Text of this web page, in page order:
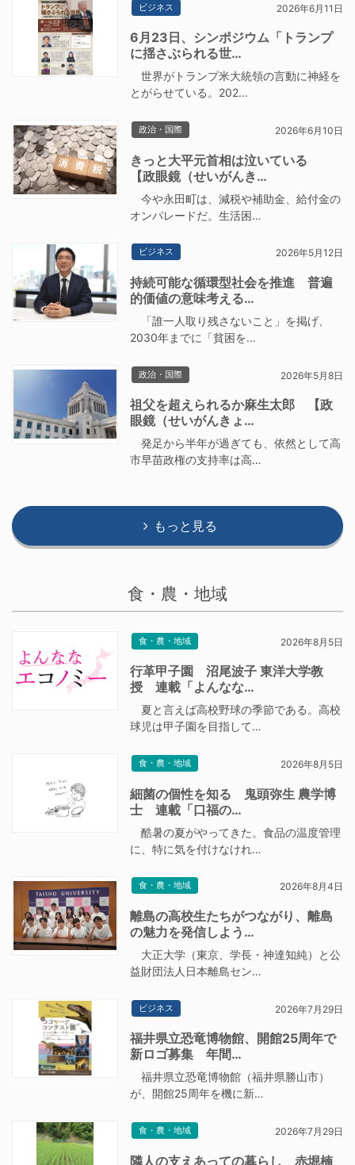
ビジネス 2026年6月11日
6月23日、シンポジウム「トランプ
に揺さぶられる世…
世界がトランプ米大統領の言動に神経を
とがらせている。202…
政治・国際 2026年6月10日
きっと大平元首相は泣いている
【政眼鏡（せいがんき…
今や永田町は、減税や補助金、給付金の
オンパレードだ。生活困…
ビジネス 2026年5月12日
持続可能な循環型社会を推進 普遍
的価値の意味考える…
「誰一人取り残さないこと」を掲げ、
2030年までに「貧困を…
政治・国際 2026年5月8日
祖父を超えられるか麻生太郎 【政
眼鏡（せいがんきょ…
発足から半年が過ぎても、依然として高
市早苗政権の支持率は高…
もっと見る
食・農・地域
食・農・地域 2026年8月5日
行革甲子園 沼尾波子 東洋大学教
授 連載「よんなな…
夏と言えば高校野球の季節である。高校
球児は甲子園を目指して…
食・農・地域 2026年8月5日
細菌の個性を知る 鬼頭弥生 農学博
士 連載「口福の…
酷暑の夏がやってきた。食品の温度管理
に、特に気を付けなけれ…
食・農・地域 2026年8月4日
離島の高校生たちがつながり、離島
の魅力を発信しよう…
大正大学（東京、学長・神達知純）と公
益財団法人日本離島セン…
ビジネス 2026年7月29日
福井県立恐竜博物館、開館25周年で
新ロゴ募集 年間…
福井県立恐竜博物館（福井県勝山市）
が、開館25周年を機に新…
食・農・地域 2026年7月29日
隣人の支えあっての暮らし 赤堀楠